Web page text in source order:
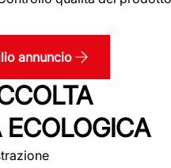
annuncio
ECOLOGICA